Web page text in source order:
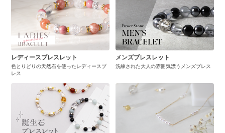
レディースブレスレット
色とりどりの天然石を使ったレディースブ
レス
メンズブレスレット
洗練された大人の雰囲気漂うメンズブレス